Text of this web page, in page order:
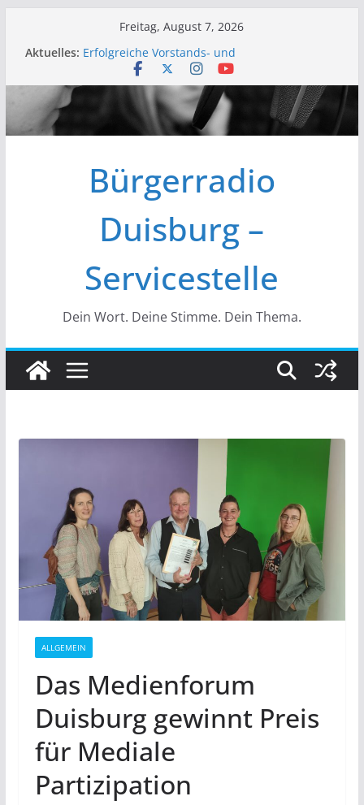
Freitag, August 7, 2026
Aktuelles: Erfolgreiche Vorstands- und
Mitgliederversammlung am 19.03.
Initiative „Wir Gießen“ Trifft sich zur
Finalisierung der Webseite
Initiative „WirGießen“ trifft sich erneut im
Medienforum
Wir stellen vor – Bürgerfunkgruppen im
Medienforum Duisburg
Bürgerradio
Duisburg –
Servicestelle
Dein Wort. Deine Stimme. Dein Thema.
ALLGEMEIN
Das Medienforum
Duisburg gewinnt Preis
für Mediale
Partizipation